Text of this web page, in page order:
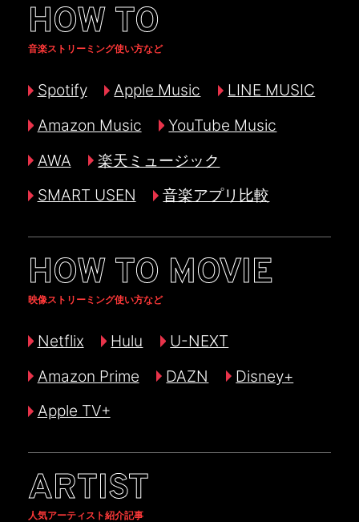
HOW TO
音楽ストリーミング使い方など
Spotify Apple Music
LINE MUSIC
Amazon Music
YouTube Music
AWA
楽天ミュージック
SMART USEN
音楽アプリ比較
HOW TO MOVIE
映像ストリーミング使い方など
Netflix Hulu
U-NEXT
Amazon Prime
DAZN
Disney+
Apple TV+
ARTIST
人気アーティスト紹介記事